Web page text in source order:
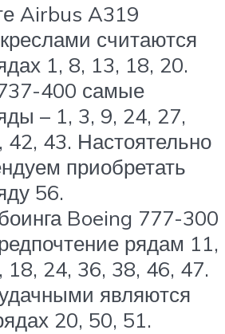
Airbus A319
считаются
1, 8, 13, 18, 20.
400 самые
– 1, 3, 9, 24, 27,
42, 43. Настоятельно
приобретать
56.
Boeing 777-300
рядам 11,
18, 24, 36, 38, 46, 47.
являются
20, 50, 51.